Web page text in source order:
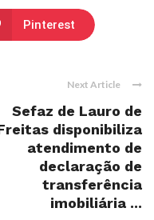
Pinterest
Next Article
Sefaz de Lauro de
disponibiliza
atendimento de
declaração de
transferência
imobiliária ...